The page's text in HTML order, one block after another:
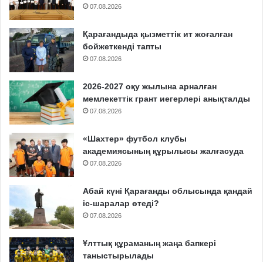
07.08.2026
Қарағандыда қызметтік ит жоғалған
бойжеткенді тапты
07.08.2026
2026-2027 оқу жылына арналған
мемлекеттік грант иегерлері анықталды
07.08.2026
«Шахтер» футбол клубы
академиясының құрылысы жалғасуда
07.08.2026
Абай күні Қарағанды облысында қандай
іс-шаралар өтеді?
07.08.2026
Ұлттық құраманың жаңа бапкері
таныстырылады